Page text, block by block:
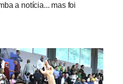
a notícia... mas foi